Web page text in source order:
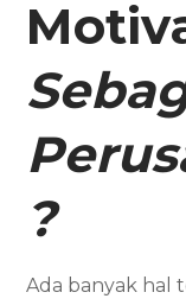
?
Ada banyak hal